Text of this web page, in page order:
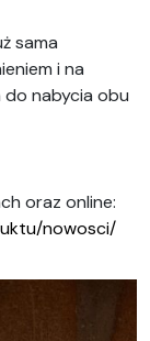
sama
i na
nabycia obu
oraz online:
nowosci/